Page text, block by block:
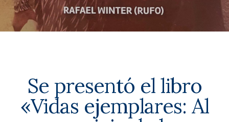
Se presentó el libro
«Vidas ejemplares: Al